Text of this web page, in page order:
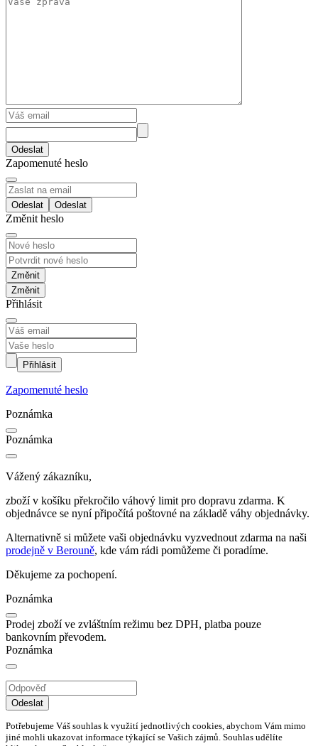
Odeslat
Zapomenuté heslo
Odeslat
Změnit heslo
Změnit
Přihlásit
Přihlásit
Zapomenuté heslo
Poznámka
Poznámka
Vážený zákazníku,
zboží v košíku překročilo váhový limit pro dopravu zdarma. K
objednávce se nyní připočítá poštovné na základě váhy objednávky.
Alternativně si můžete vaši objednávku vyzvednout zdarma na naši
prodejně v Berouně, kde vám rádi pomůžeme či poradíme.
Děkujeme za pochopení.
Poznámka
Prodej zboží ve zvláštním režimu bez DPH, platba pouze
bankovním převodem.
Poznámka
Odeslat
Potřebujeme Váš souhlas k využití jednotlivých cookies, abychom Vám mimo
jiné mohli ukazovat informace týkající se Vašich zájmů. Souhlas udělíte